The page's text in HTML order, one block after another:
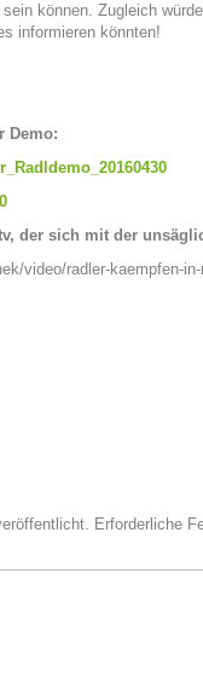
können. Zugleich
informieren könnten!
Demo:
der sich mit der
video/radler-kaempfen-
Erforderliche